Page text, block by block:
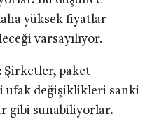
yüksek fiyatlar
varsayılıyor.
Şirketler, paket
ufak değişiklikleri sanki
gibi sunabiliyorlar.